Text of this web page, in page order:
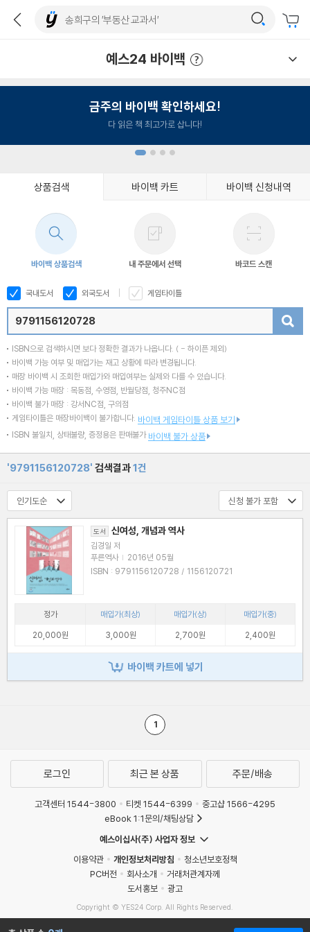
예스24 바이백
금주의 바이백 확인하세요!
다 읽은 책 최고가로 삽니다!
상품검색 바이백 카트 바이백 신청내역
바이백 상품검색 내 주문에서 선택 바코드 스캔
국내도서 외국도서 게임타이틀
ISBN으로 검색하시면 보다 정확한 결과가 나옵니다. ( - 하이픈 제외)
바이백 가능 여부 및 매입가는 재고 상황에 따라 변경됩니다.
매장 바이백 시 조회한 매입가와 매입여부는 실제와 다를 수 있습니다.
바이백 가능 매장 : 목동점, 수영점, 반월당점, 청주NC점
바이백 불가 매장 : 강서NC점, 구의점
게임타이틀은 매장바이백이 불가합니다. 바이백 게임타이틀 상품 보기
ISBN 불일치, 상태불량, 증정용은 판매불가 바이백 불가 상품
'9791156120728' 검색결과1건
도서 신여성, 개념과 역사
김경일 저
푸른역사 | 2016년 05월
ISBN : 9791156120728 / 1156120721
정가 매입가(최상) 매입가(상)
매입가(중)
20,000원
3,000원 2,700원 2,400원
바이백 카트에 넣기
1
로그인 최근 본 상품 주문/배송
고객센터 1544-3800 티켓 1544-6399
중고샵 1566-4295
eBook 1:1문의/채팅상담
예스이십사(주) 사업자 정보
이용약관
개인정보처리방침
청소년보호정책
PC버전
회사소개
거래처관계자께
도서홍보
광고
Copyright © YES24 Corp. All Rights Reserved.
MATOM9